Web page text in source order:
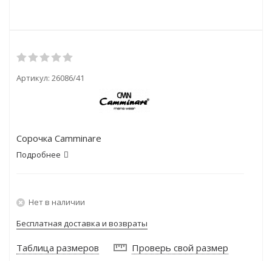
Артикул: 26086/41
Сорочка Camminare
Подробнее
Нет в наличии
Бесплатная доставка и возвраты
Таблица размеров Проверь свой размер